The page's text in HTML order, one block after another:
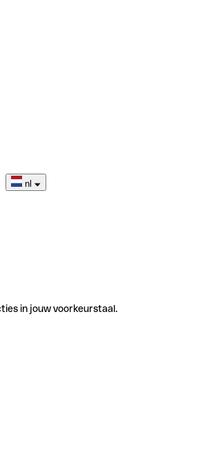
nl
in jouw voorkeurstaal.